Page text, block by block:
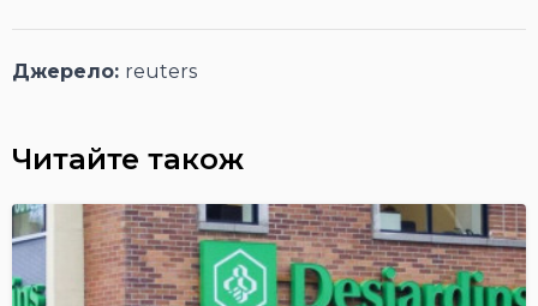
Джерело: reuters
Читайте також